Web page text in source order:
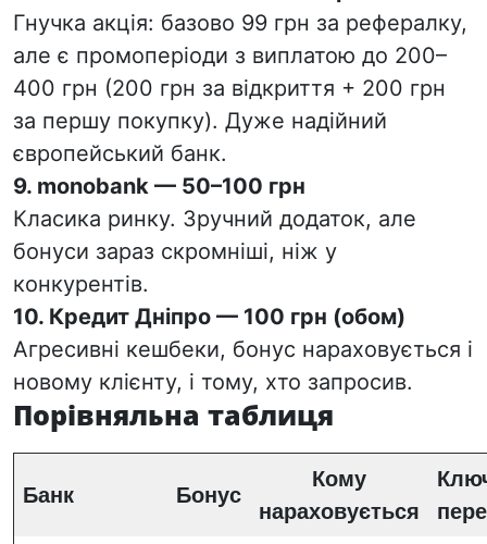
Гнучка акція: базово 99 грн за рефералку,
але є промоперіоди з виплатою до 200–
400 грн (200 грн за відкриття + 200 грн
за першу покупку). Дуже надійний
європейський банк.
9. monobank — 50–100 грн
Класика ринку. Зручний додаток, але
бонуси зараз скромніші, ніж у
конкурентів.
10. Кредит Дніпро — 100 грн (обом)
Агресивні кешбеки, бонус нараховується і
новому клієнту, і тому, хто запросив.
Порівняльна таблиця
Банк Бонус
Кому
нараховується